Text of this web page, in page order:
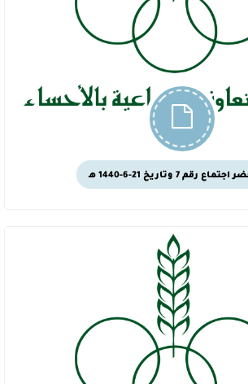
رقم 7 وتاريخ 21-6-1440 هـ